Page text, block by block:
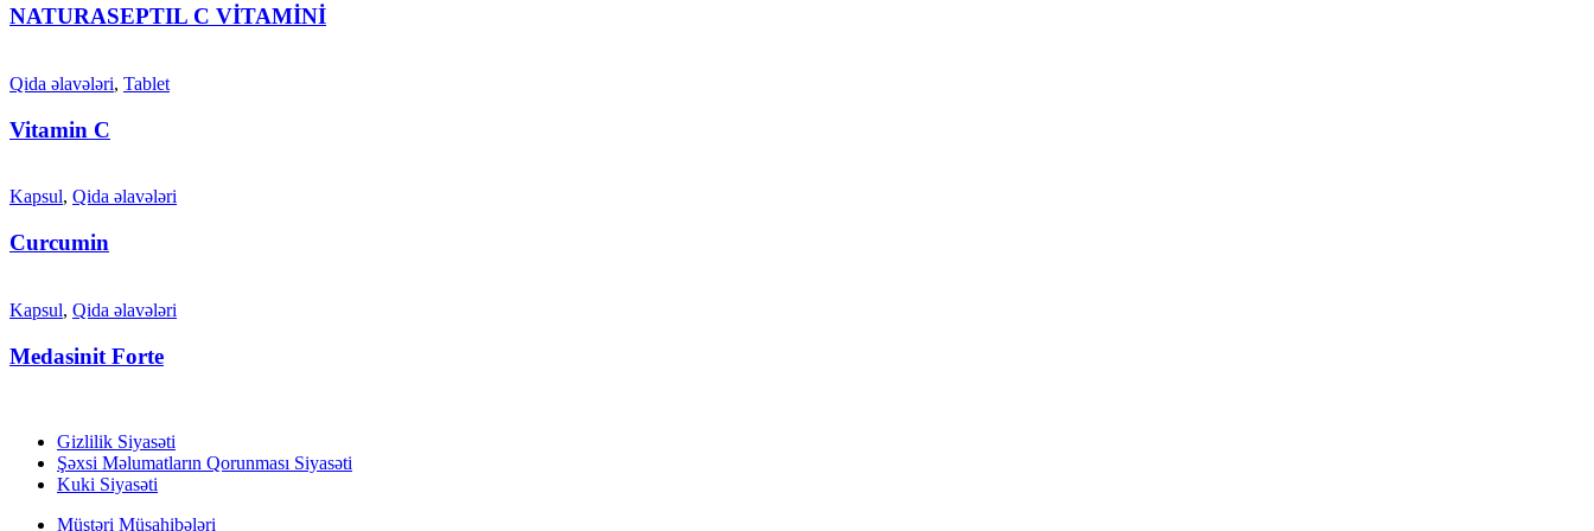
NATURASEPTIL C VİTAMİNİ
Qida əlavələri, Tablet
Vitamin C
Kapsul, Qida əlavələri
Curcumin
Kapsul, Qida əlavələri
Medasinit Forte
Gizlilik Siyasəti
Şəxsi Məlumatların Qorunması Siyasəti
Kuki Siyasəti
Müştəri Müsahibələri